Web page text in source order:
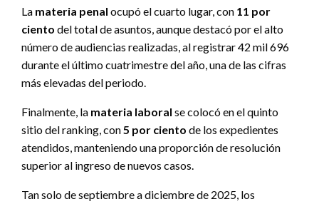
La materia penal ocupó el cuarto lugar, con 11 por
ciento del total de asuntos, aunque destacó por el alto
número de audiencias realizadas, al registrar 42 mil 696
durante el último cuatrimestre del año, una de las cifras
más elevadas del periodo.
Finalmente, la materia laboral se colocó en el quinto
sitio del ranking, con5 por ciento de los expedientes
atendidos, manteniendo una proporción de resolución
superior al ingreso de nuevos casos.
Tan solo de septiembre a diciembre de 2025, los